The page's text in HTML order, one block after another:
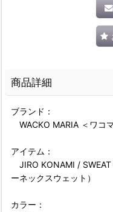
商品詳細
ブランド：
WACKO MARIA ＜ワコ
アイテム：
JIRO KONAMI / SWEAT
ーネックスウェット）
カラー：